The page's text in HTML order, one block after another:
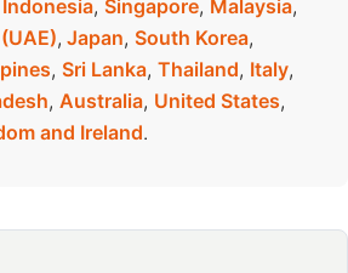
Indonesia, Singapore, Malaysia,
, Japan, South Korea,
, Sri Lanka, Thailand, Italy,
, Australia, United States,
and Ireland.